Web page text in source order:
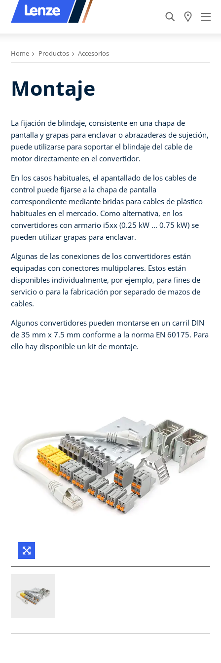
Home Productos Accesorios
Montaje
La fijación de blindaje, consistente en una chapa de
pantalla y grapas para enclavar o abrazaderas de sujeción,
puede utilizarse para soportar el blindaje del cable de
motor directamente en el convertidor.
En los casos habituales, el apantallado de los cables de
control puede fijarse a la chapa de pantalla
correspondiente mediante bridas para cables de plástico
habituales en el mercado. Como alternativa, en los
convertidores con armario i5xx (0.25 kW ... 0.75 kW) se
pueden utilizar grapas para enclavar.
Algunas de las conexiones de los convertidores están
equipadas con conectores multipolares. Estos están
disponibles individualmente, por ejemplo, para fines de
servicio o para la fabricación por separado de mazos de
cables.
Algunos convertidores pueden montarse en un carril DIN
de 35 mm x 7.5 mm conforme a la norma EN 60175. Para
ello hay disponible un kit de montaje.